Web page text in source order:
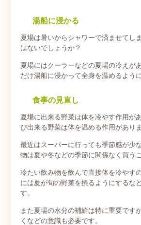
湯船に浸かる
夏場は暑いからシャワーで済ませてし
はないでしょうか？
夏場にはクーラーなどの夏場の冷えが
だけ湯船に浸かって全身を温めるよう
食事の見直し
夏場に出来る野菜は体を冷やす作用が
び出来る野菜は体を温める作用がありま
最近はスーパーに行っても季節感が少
物は夏や冬などの季節に関係なく買う
冷たい飲み物を飲んで直接体を冷やす
には夏が旬の野菜を摂るようにするな
す。
また夏場の水分の補給は特に重要です
くなどの意識も必要です。